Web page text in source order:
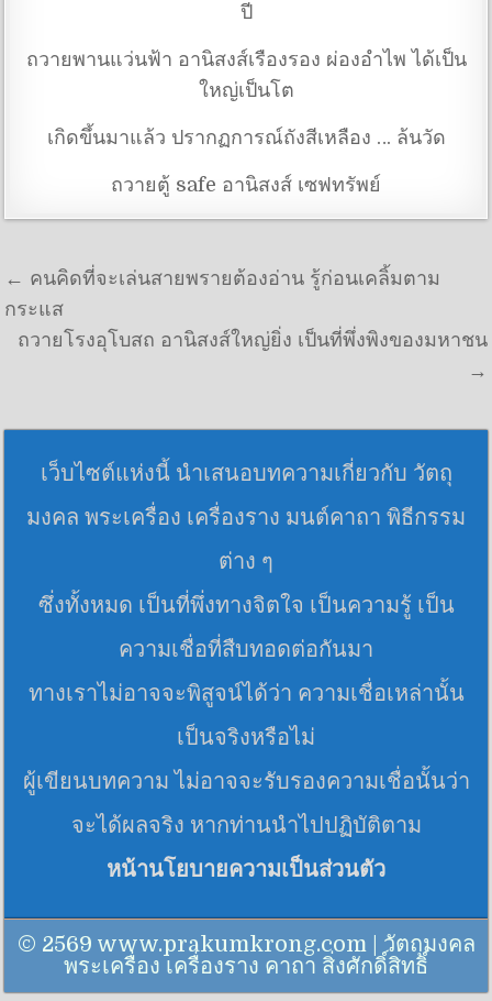
ปี
ถวายพานแว่นฟ้า อานิสงส์เรืองรอง ผ่องอำไพ ได้เป็น
ใหญ่เป็นโต
เกิดขึ้นมาแล้ว ปรากฏการณ์ถังสีเหลือง … ล้นวัด
ถวายตู้ safe อานิสงส์ เซฟทรัพย์
แนะแนวเรื่อง
← คนคิดที่จะเล่นสายพรายต้องอ่าน รู้ก่อนเคลิ้มตาม
กระแส
ถวายโรงอุโบสถ อานิสงส์ใหญ่ยิ่ง เป็นที่พึ่งพิงของมหาชน
→
เว็บไซต์แห่งนี้ นำเสนอบทความเกี่ยวกับ วัตถุ
มงคล พระเครื่อง เครื่องราง มนต์คาถา พิธีกรรม
ต่าง ๆ
ซึ่งทั้งหมด เป็นที่พึ่งทางจิตใจ เป็นความรู้ เป็น
ความเชื่อที่สืบทอดต่อกันมา
ทางเราไม่อาจจะพิสูจน์ได้ว่า ความเชื่อเหล่านั้น
เป็นจริงหรือไม่
ผู้เขียนบทความ ไม่อาจจะรับรองความเชื่อนั้นว่า
จะได้ผลจริง หากท่านนำไปปฏิบัติตาม
หน้านโยบายความเป็นส่วนตัว
© 2569 www.prakumkrong.com | วัตถุมงคล
พระเครื่อง เครื่องราง คาถา สิ่งศักดิ์สิทธิ์